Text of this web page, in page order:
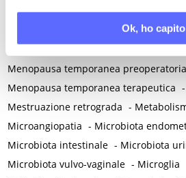
Ok, ho capito
Melatonina -Memoria -Memoria
Menopausa e
Menopausa temporanea preoperatoria
Menopausa temporanea terapeutica -
Mestruazione retrograda -
Microangiopatia - Microbiota
Microbiota intestinale - Microbiota
Microbiota vulvo-vaginale - Microglia